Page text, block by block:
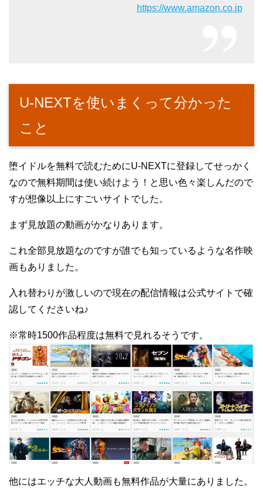
https://www.amazon.co.jp
U-NEXTを使いまくって分かった
こと
堕イドルを無料で読むためにU-NEXTに登録してせっかく
なので無料期間は使い続けよう！と思い色々楽しんだので
すが想像以上にすごいサイトでした。
まず見放題の動画がかなりあります。
これ全部見放題なのですが誰でも知っているような名作映
画もありました。
入れ替わりが激しいので現在の配信情報は公式サイトで確
認してくださいね♪
※常時1500作品程度は無料で見れるそうです。
他にはエッチな大人動画も無料作品が大量にありました。